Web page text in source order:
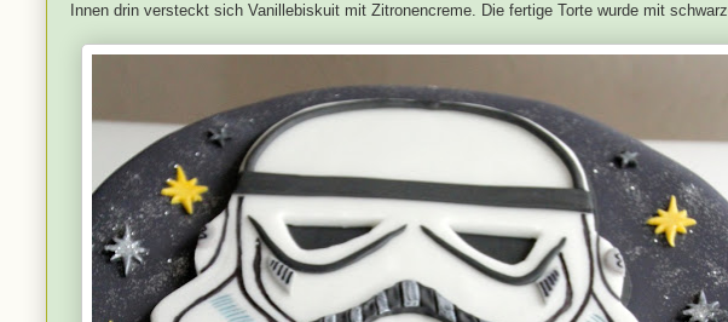
Innen drin versteckt sich Vanillebiskuit mit Zitronencreme. Die fertige Torte wurde mit